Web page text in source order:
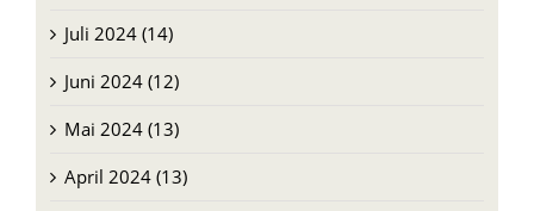
Juli 2024 (14)
Juni 2024 (12)
Mai 2024 (13)
April 2024 (13)